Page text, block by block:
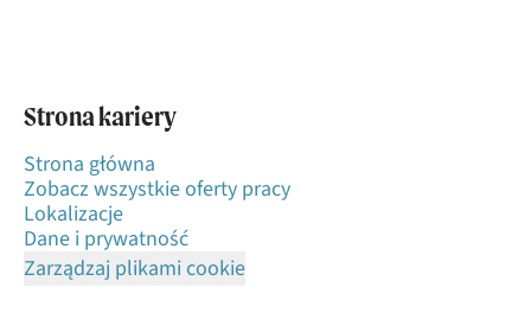
Strona kariery
Strona główna
Zobacz wszystkie oferty pracy
Lokalizacje
Dane i prywatność
Zarządzaj plikami cookie